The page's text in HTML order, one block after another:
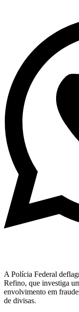
A Polícia Federal
Refino, que investiga
envolvimento em
de divisas.